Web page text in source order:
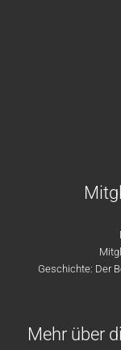
Geschichte: Der
Mehr über